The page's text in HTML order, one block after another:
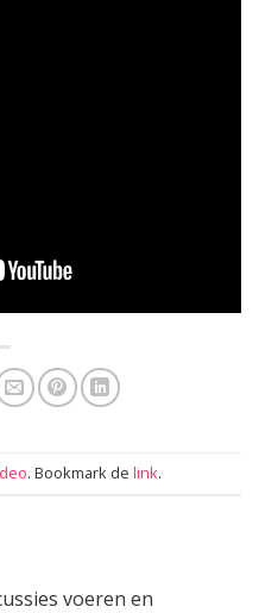
. Bookmark de link.
voeren en